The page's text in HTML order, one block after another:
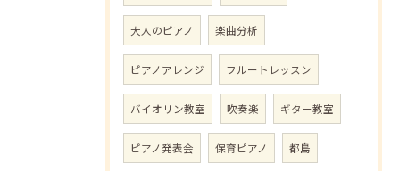
大人のピアノ 楽曲分析
ピアノアレンジ フルートレッスン
バイオリン教室 吹奏楽 ギター教室
ピアノ発表会 保育ピアノ 都島